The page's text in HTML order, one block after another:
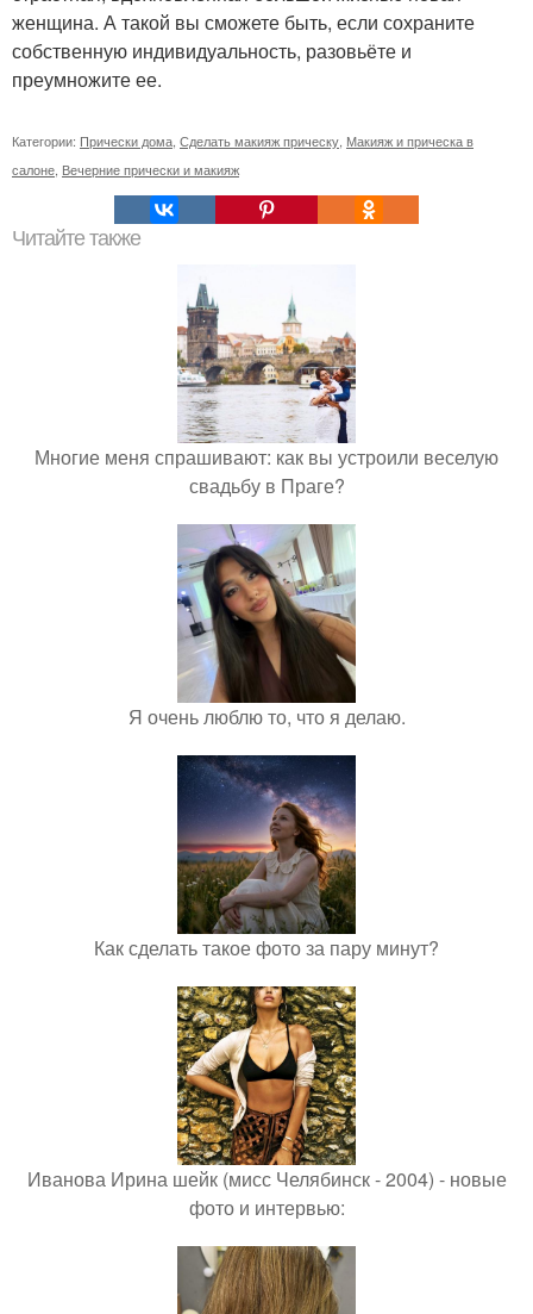
женщина. А такой вы сможете быть, если сохраните
собственную индивидуальность, разовьёте и
преумножите ее.
Категории: Прически дома Сделать макияж прическу Макияж и прическа в
салоне Вечерние прически и макияж
Читайте также
Многие меня спрашивают: как вы устроили веселую
свадьбу в Праге?
Я очень люблю то, что я делаю.
Как сделать такое фото за пару минут?
Иванова Ирина шейк (мисс Челябинск - 2004) - новые
фото и интервью: